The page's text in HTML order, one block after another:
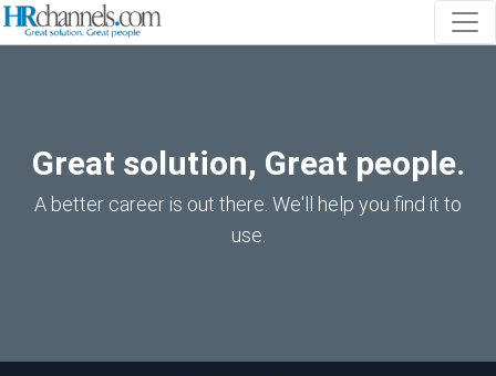
Great solution, Great people.
A better career is out there. We'll help you find it to
use.